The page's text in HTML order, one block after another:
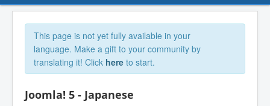
This page is not yet fully available in your
language. Make a gift to your community by
translating it! Click here to start.
Joomla! 5 - Japanese